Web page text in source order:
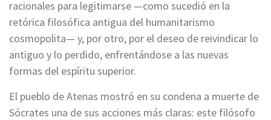
racionales para legitimarse —como sucedió en la
retórica filosófica antigua del humanitarismo
cosmopolita— y, por otro, por el deseo de reivindicar lo
antiguo y lo perdido, enfrentándose a las nuevas
formas del espíritu superior.
El pueblo de Atenas mostró en su condena a muerte de
Sócrates una de sus acciones más claras: este filósofo